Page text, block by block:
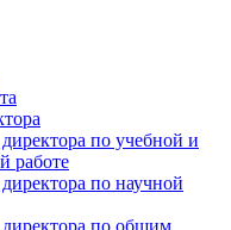
по учебной и
работе
по научной
директора по общим